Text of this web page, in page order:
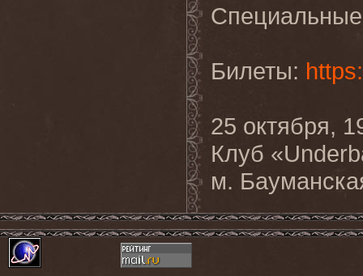
Билеты:
25 октября,
Клуб
м.